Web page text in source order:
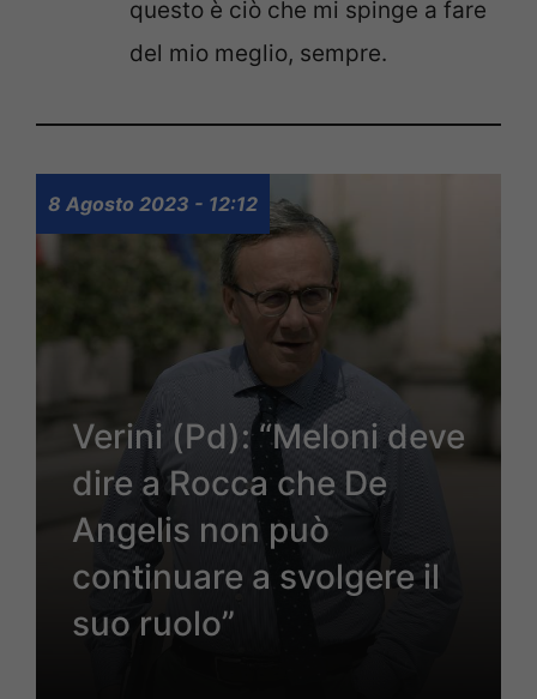
questo è ciò che mi spinge a fare
del mio meglio, sempre.
8 Agosto 2023 - 12:12
Verini (Pd): “Meloni deve
dire a Rocca che De
Angelis non può
continuare a svolgere il
suo ruolo”